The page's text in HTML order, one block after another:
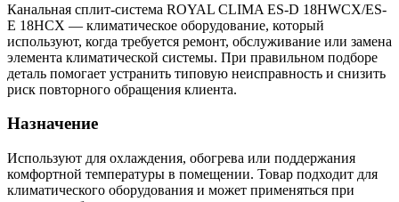
Канальная сплит-система ROYAL CLIMA ES-D 18HWCX/ES-
E 18HCX — климатическое оборудование, который
используют, когда требуется ремонт, обслуживание или замена
элемента климатической системы. При правильном подборе
деталь помогает устранить типовую неисправность и снизить
риск повторного обращения клиента.
Назначение
Используют для охлаждения, обогрева или поддержания
комфортной температуры в помещении. Товар подходит для
климатического оборудования и может применяться при